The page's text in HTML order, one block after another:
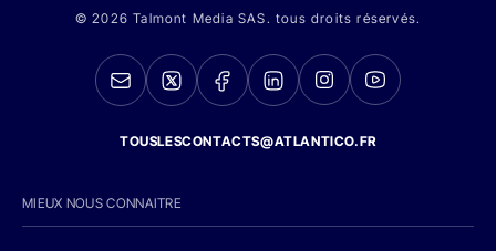
© 2026 Talmont Media SAS. tous droits réservés.
TOUSLESCONTACTS@ATLANTICO.FR
MIEUX NOUS CONNAITRE